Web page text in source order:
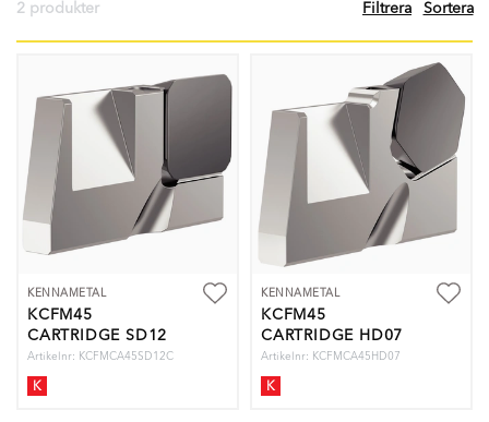
2 produkter Filtrera Sortera
KENNAMETAL
KCFM45
CARTRIDGE SD12
Artikelnr: KCFMCA45SD12C
K
KENNAMETAL
KCFM45
CARTRIDGE HD07
Artikelnr: KCFMCA45HD07
K